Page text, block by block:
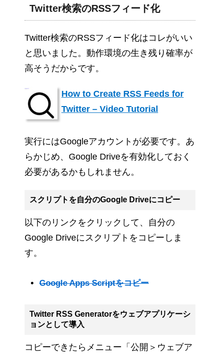
Twitter検索のRSSフィード化
Twitter検索のRSSフィード化はコレがいい
と思いました。動作環境の生き残り確率が
高そうだからです。
How to Create RSS Feeds for
Twitter – Video Tutorial
実行にはGoogleアカウントが必要です。あ
らかじめ、Google Driveを有効化しておく
必要があるかもしれません。
スクリプトを自分のGoogle Driveにコピー
以下のリンクをクリックして、自分の
Google Driveにスクリプトをコピーしま
す。
Google Apps Scriptをコピー
Twitter RSS Generatorをウェブアプリケーシ
ョンとして導入
コピーできたらメニュー「公開＞ウェブア